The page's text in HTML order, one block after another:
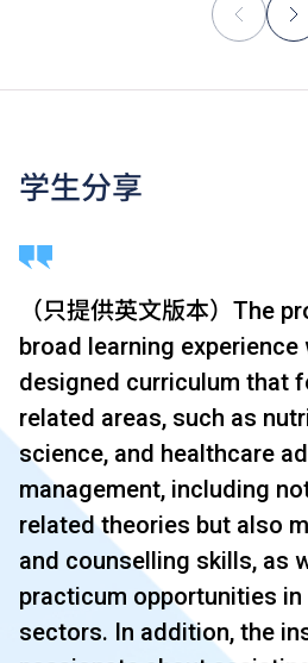
学生分享
（只提供英文版本）The
broad learning
designed curriculum that
related areas, such as
science, and healthcare
management, including
related theories but also
and counselling skills, as
practicum opportunities
sectors. In addition, the